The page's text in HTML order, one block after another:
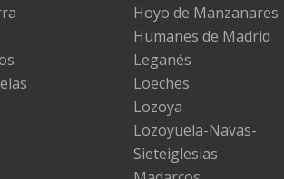
Hoyo de Manzanares
Humanes de Madrid
Leganés
Loeches
Lozoya
Lozoyuela-Navas-
Sieteiglesias